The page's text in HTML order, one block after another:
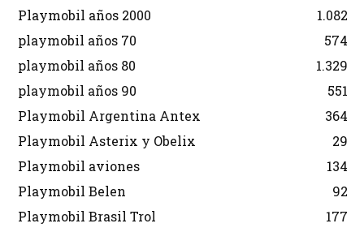
Playmobil años 2000
1.082
playmobil años 70
574
playmobil años 80
1.329
playmobil años 90
551
Playmobil Argentina Antex
364
Playmobil Asterix y Obelix
29
Playmobil aviones
134
Playmobil Belen
92
Playmobil Brasil Trol
177